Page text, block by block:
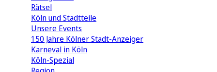
Rätsel
Köln und Stadtteile
Unsere Events
150 Jahre Kölner Stadt-Anzeiger
Karneval in Köln
Köln-Spezial